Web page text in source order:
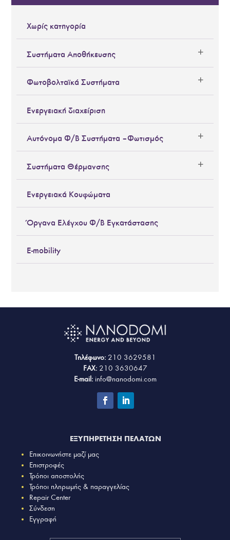
Χωρίς κατηγορία
Συστήματα Αποθήκευσης
Φωτοβολταϊκά Συστήματα
Ενεργειακή διαχείριση
Αυτόνομα Φ/Β Συστήματα – Φωτισμός
Συστήματα Θέρμανσης
Ενεργειακά Κουφώματα
Όργανα Ελέγχου Φ/Β Εγκατάστασης
E-mobility
Τηλέφωνο: 210 3629581
FAX: 210 3630647
E-mail: info@nanodomi.com
ΕΞΥΠΗΡΕΤΗΣΗ ΠΕΛΑΤΩΝ
Επικοινωνήστε μαζί μας
Επιστροφές
Τρόποι αποστολής
Τρόποι πληρωμής & παραγγελίας
Repair Center
Σύνδεση
Εγγραφή